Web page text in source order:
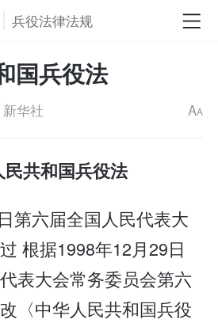
兵役法律法规
国兵役法
新华社 AA
民共和国兵役法
第六届全国人民代表大
根据1998年12月29日
表大会常务委员会第六
〈中华人民共和国兵役